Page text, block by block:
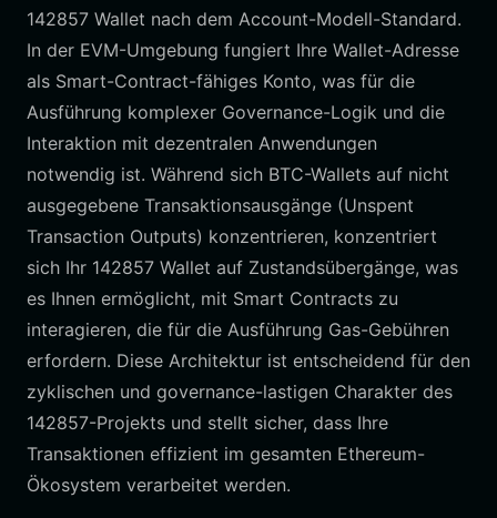
142857 Wallet nach dem Account-Modell-Standard.
In der EVM-Umgebung fungiert Ihre Wallet-Adresse
als Smart-Contract-fähiges Konto, was für die
Ausführung komplexer Governance-Logik und die
Interaktion mit dezentralen Anwendungen
notwendig ist. Während sich BTC-Wallets auf nicht
ausgegebene Transaktionsausgänge (Unspent
Transaction Outputs) konzentrieren, konzentriert
sich Ihr 142857 Wallet auf Zustandsübergänge, was
es Ihnen ermöglicht, mit Smart Contracts zu
interagieren, die für die Ausführung Gas-Gebühren
erfordern. Diese Architektur ist entscheidend für den
zyklischen und governance-lastigen Charakter des
142857-Projekts und stellt sicher, dass Ihre
Transaktionen effizient im gesamten Ethereum-
Ökosystem verarbeitet werden.